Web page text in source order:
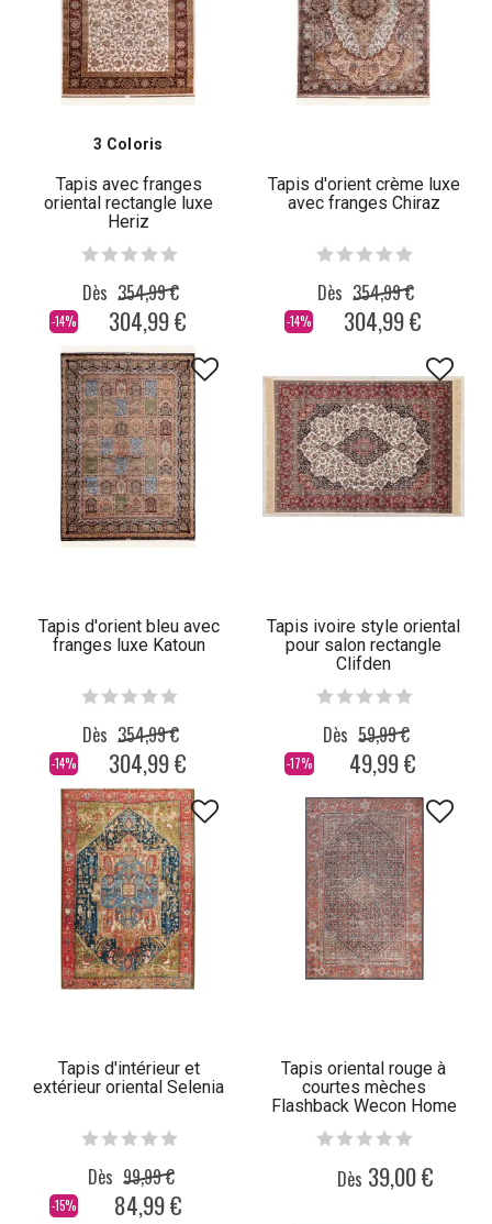
3 Coloris
Tapis avec franges
oriental rectangle luxe
Heriz
-14%
Dès 354,99 €
304,99 €
Tapis d'orient crème luxe
avec franges Chiraz
-14%
Dès 354,99 €
304,99 €
Tapis d'orient bleu avec
franges luxe Katoun
-14%
Dès 354,99 €
304,99 €
Tapis ivoire style oriental
pour salon rectangle
Clifden
-17%
Dès 59,99 €
49,99 €
Tapis d'intérieur et
extérieur oriental Selenia
-15%
Dès 99,99 €
84,99 €
Tapis oriental rouge à
courtes mèches
Flashback Wecon Home
Dès 39,00 €